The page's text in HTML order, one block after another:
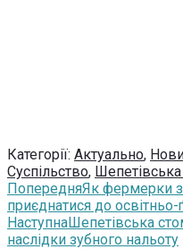
Категорії: Актуально,
Суспільство,
ПопередняЯк фермерки
приєднатися до
НаступнаШепетівська
наслідки зубного нальоту